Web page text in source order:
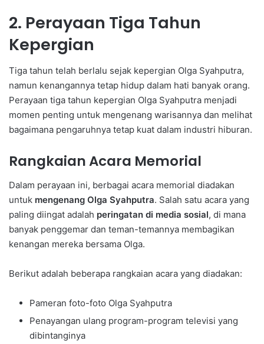
2. Perayaan Tiga Tahun
Kepergian
Tiga tahun telah berlalu sejak kepergian Olga Syahputra,
namun kenangannya tetap hidup dalam hati banyak orang.
Perayaan tiga tahun kepergian Olga Syahputra menjadi
momen penting untuk mengenang warisannya dan melihat
bagaimana pengaruhnya tetap kuat dalam industri hiburan.
Rangkaian Acara Memorial
Dalam perayaan ini, berbagai acara memorial diadakan
untuk mengenang Olga Syahputra. Salah satu acara yang
paling diingat adalah peringatan di media sosial, di mana
banyak penggemar dan teman-temannya membagikan
kenangan mereka bersama Olga.
Berikut adalah beberapa rangkaian acara yang diadakan:
Pameran foto-foto Olga Syahputra
Penayangan ulang program-program televisi yang
dibintanginya